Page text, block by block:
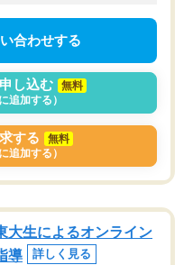
合わせする
し込む
無料
追加する）
する
無料
追加する）
大生によるオンライン
導
詳しく見る